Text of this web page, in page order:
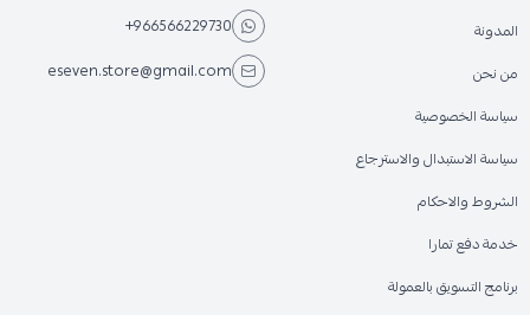
المدونة
من نحن
سياسة الخصوصية
سياسة الاستبدال والاسترجاع
الشروط والاحكام
خدمة دفع تمارا
برنامج التسويق بالعمولة
+966566229730
eseven.store@gmail.com